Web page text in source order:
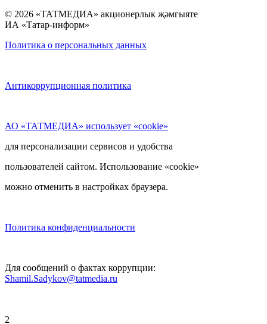
© 2026 «ТАТМЕДИА» акционерлык җәмгыяте
ИА «Татар-информ»
Политика о персональных данных
Антикоррупционная политика
АО «ТАТМЕДИА» использует «cookie»
для персонализации сервисов и удобства
пользователей сайтом. Использование «cookie»
можно отменить в настройках браузера.
Политика конфиденциальности
Для сообщений о фактах коррупции:
Shamil.Sadykov@tatmedia.ru
2